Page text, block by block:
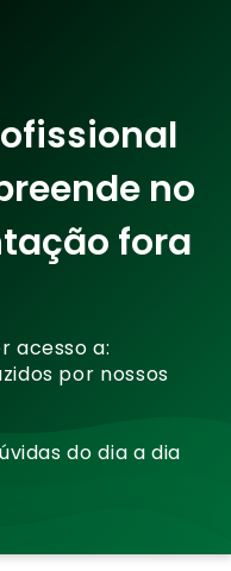
no
fora
acesso a:
por nossos
do dia a dia